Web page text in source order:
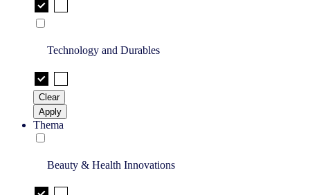
Technology and Durables
Clear
Apply
Thema
Beauty & Health Innovations